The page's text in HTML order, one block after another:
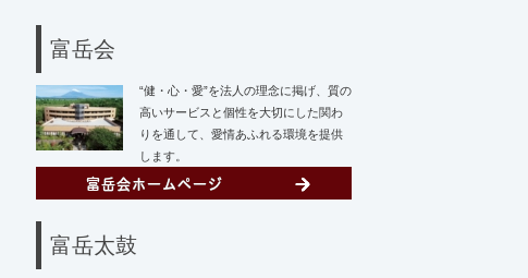
富岳会
“健・心・愛”を法人の理念に掲げ、質の
高いサービスと個性を大切にした関わ
りを通して、愛情あふれる環境を提供
します。
富岳太鼓